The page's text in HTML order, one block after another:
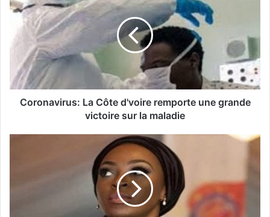
Coronavirus: La Côte d'voire remporte une grande
victoire sur la maladie